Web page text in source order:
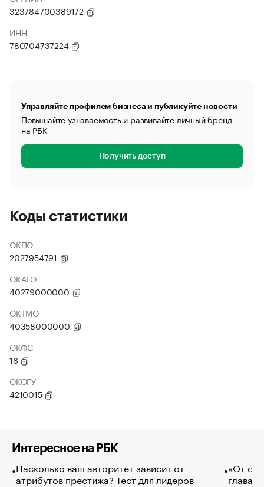
323784700389172
ИНН
780704737224
Управляйте профилем бизнеса и публикуйте новости
Повышайте узнаваемость и развивайте личный бренд
на РБК
Получить доступ
Коды статистики
ОКПО
2027954791
ОКАТО
40279000000
ОКТМО
40358000000
ОКФС
16
ОКОГУ
4210015
Интересное на РБК
Насколько ваш авторитет зависит от
атрибутов престижа? Тест для лидеров
«От
глава